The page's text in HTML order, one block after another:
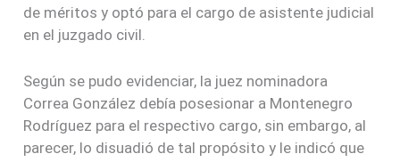
de méritos y optó para el cargo de asistente judicial
en el juzgado civil.
Según se pudo evidenciar, la juez nominadora
Correa González debía posesionar a Montenegro
Rodríguez para el respectivo cargo, sin embargo, al
parecer, lo disuadió de tal propósito y le indicó que